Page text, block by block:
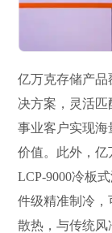
亿万克存储产
决方案，灵活
事业客户实现
价值。此外，
LCP-9000冷板
件级精准制冷，
散热，与传统风